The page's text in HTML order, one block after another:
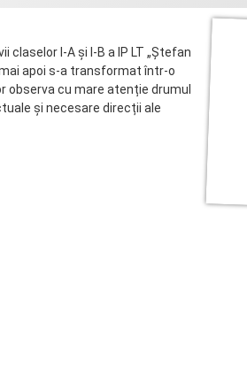
I-A și I-B a IP LT „Ștefan
mai apoi s-a transformat într-o
observa cu mare atenție drumul
și necesare direcții ale